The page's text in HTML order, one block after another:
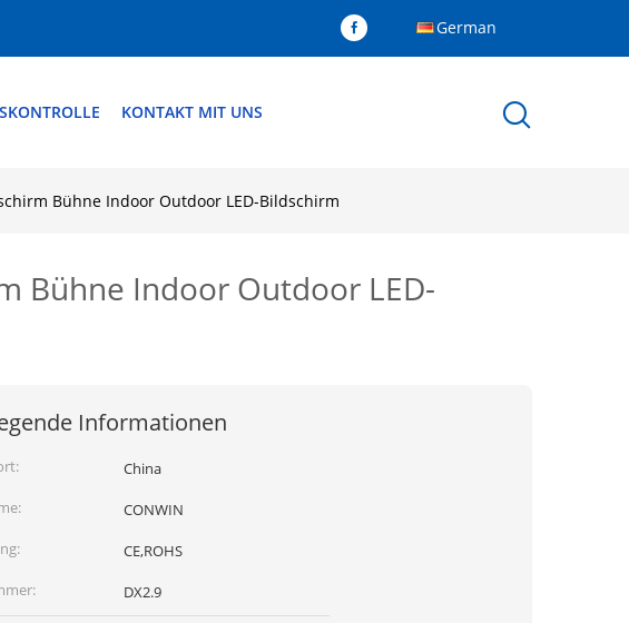
German
KONTAKT MIT UNS
Bühne Indoor Outdoor LED-Bildschirm
Bühne Indoor Outdoor LED-
Informationen
China
CONWIN
CE,ROHS
DX2.9